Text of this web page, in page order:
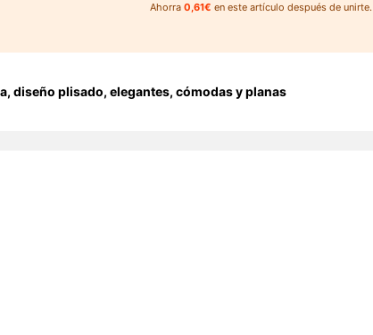
Ahorra 0,61€ en este artículo después de unirte.
diseño plisado, elegantes, cómodas y planas